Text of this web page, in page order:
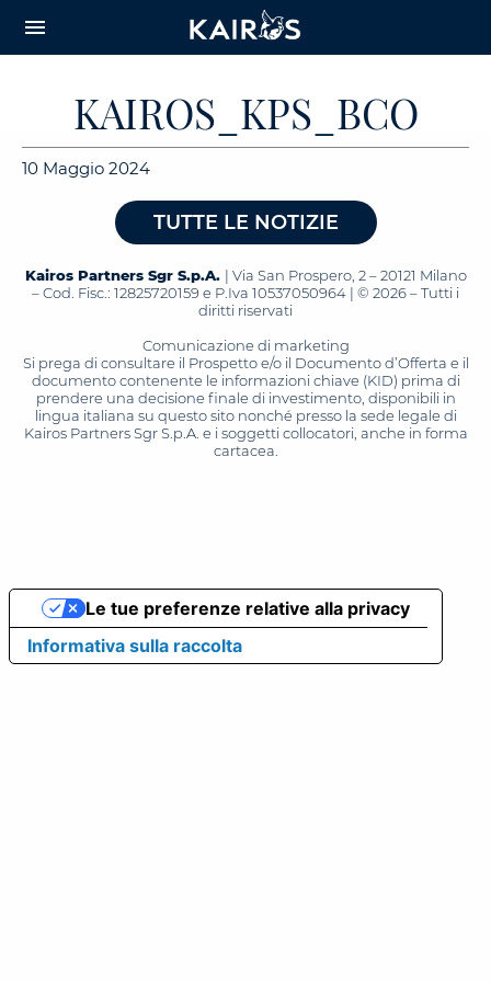
CONTENT
menu
KAIROS_KPS_BCO
10 Maggio 2024
TUTTE LE NOTIZIE
Kairos Partners Sgr S.p.A. | Via San Prospero, 2 – 20121 Milano
– Cod. Fisc.: 12825720159 e P.Iva 10537050964 | © 2026 – Tutti i
diritti riservati
Comunicazione di marketing
Si prega di consultare il Prospetto e/o il Documento d’Offerta e il
documento contenente le informazioni chiave (KID) prima di
prendere una decisione finale di investimento, disponibili in
lingua italiana su questo sito nonché presso la sede legale di
Kairos Partners Sgr S.p.A. e i soggetti collocatori, anche in forma
cartacea.
Informativa sulla raccolta
Le tue preferenze relative alla privacy